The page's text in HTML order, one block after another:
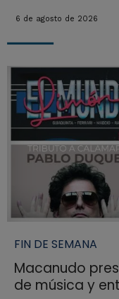
6 de agosto de 2026
FIN DE SEMANA
Macanudo
de música y